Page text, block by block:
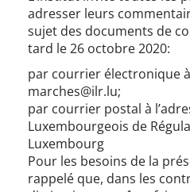
adresser leurs
sujet des documents de
tard le 26 octobre 2020:
par courrier électronique à
marches@ilr.lu;
par courrier postal à
Luxembourgeois de
Luxembourg
Pour les besoins de la
rappelé que, dans les